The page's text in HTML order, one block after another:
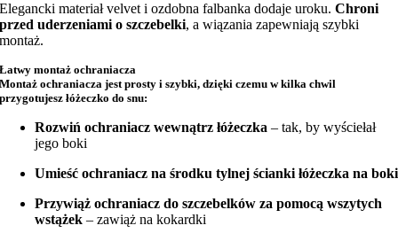
Elegancki materiał velvet i ozdobna falbanka dodaje uroku.Chroni
przed uderzeniami o szczebelki, a wiązania zapewniają szybki
montaż.
Łatwy montaż ochraniacza
Montaż ochraniacza jest prosty i szybki, dzięki czemu w kilka chwil
przygotujesz łóżeczko do snu:
Rozwiń ochraniacz wewnątrz łóżeczka – tak, by wyściełał
jego boki
Umieść ochraniacz na środku tylnej ścianki łóżeczka na boki
Przywiąż ochraniacz do szczebelków za pomocą wszytych
wstążek – zawiąż na kokardki